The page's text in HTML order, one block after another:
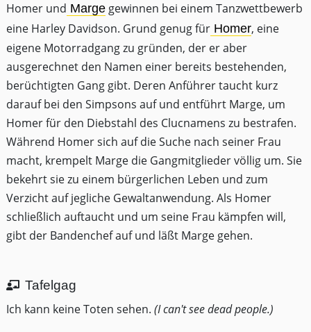
Homer und Marge gewinnen bei einem Tanzwettbewerb
eine Harley Davidson. Grund genug für Homer, eine
eigene Motorradgang zu gründen, der er aber
ausgerechnet den Namen einer bereits bestehenden,
berüchtigten Gang gibt. Deren Anführer taucht kurz
darauf bei den Simpsons auf und entführt Marge, um
Homer für den Diebstahl des Clucnamens zu bestrafen.
Während Homer sich auf die Suche nach seiner Frau
macht, krempelt Marge die Gangmitglieder völlig um. Sie
bekehrt sie zu einem bürgerlichen Leben und zum
Verzicht auf jegliche Gewaltanwendung. Als Homer
schließlich auftaucht und um seine Frau kämpfen will,
gibt der Bandenchef auf und läßt Marge gehen.
Tafelgag
Ich kann keine Toten sehen. (I can't see dead people.)